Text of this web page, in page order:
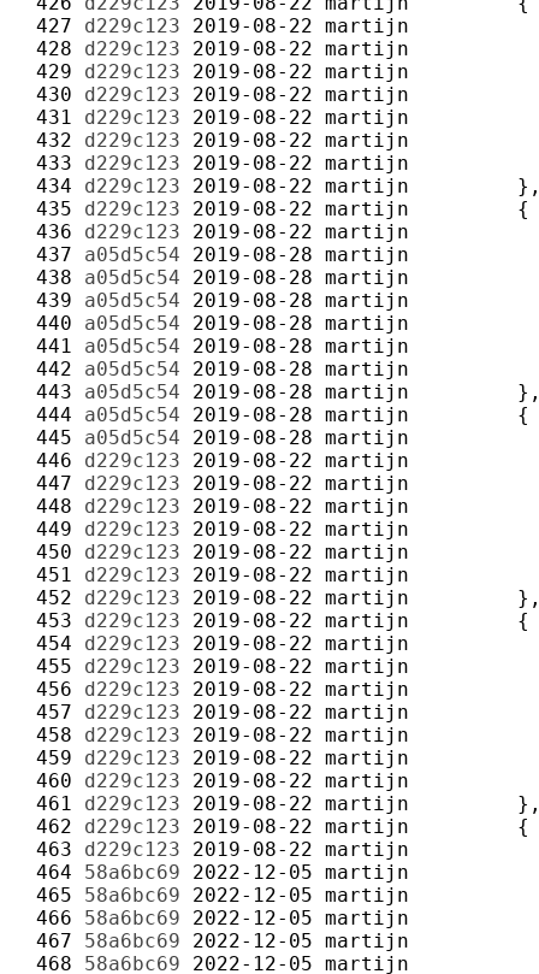
427 d229c123 2019-08-22 martijn
428 d229c123 2019-08-22 martijn
429 d229c123 2019-08-22 martijn
430 d229c123 2019-08-22 martijn
431 d229c123 2019-08-22 martijn
432 d229c123 2019-08-22 martijn
433 d229c123 2019-08-22 martijn
434 d229c123 2019-08-22 martijn
435 d229c123 2019-08-22 martijn
436 d229c123 2019-08-22 martijn
437 a05d5c54 2019-08-28 martijn
438 a05d5c54 2019-08-28 martijn
439 a05d5c54 2019-08-28 martijn
440 a05d5c54 2019-08-28 martijn
441 a05d5c54 2019-08-28 martijn
442 a05d5c54 2019-08-28 martijn
443 a05d5c54 2019-08-28 martijn
444 a05d5c54 2019-08-28 martijn
445 a05d5c54 2019-08-28 martijn
446 d229c123 2019-08-22 martijn
447 d229c123 2019-08-22 martijn
448 d229c123 2019-08-22 martijn
449 d229c123 2019-08-22 martijn
450 d229c123 2019-08-22 martijn
451 d229c123 2019-08-22 martijn
452 d229c123 2019-08-22 martijn
453 d229c123 2019-08-22 martijn
454 d229c123 2019-08-22 martijn
455 d229c123 2019-08-22 martijn
456 d229c123 2019-08-22 martijn
457 d229c123 2019-08-22 martijn
458 d229c123 2019-08-22 martijn
459 d229c123 2019-08-22 martijn
460 d229c123 2019-08-22 martijn
461 d229c123 2019-08-22 martijn
462 d229c123 2019-08-22 martijn
463 d229c123 2019-08-22 martijn
464 58a6bc69 2022-12-05 martijn
465 58a6bc69 2022-12-05 martijn
466 58a6bc69 2022-12-05 martijn
467 58a6bc69 2022-12-05 martijn
468 58a6bc69 2022-12-05 martijn